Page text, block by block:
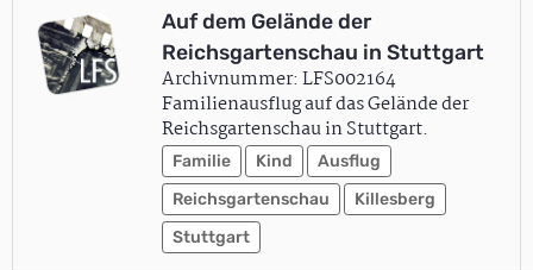
Auf dem Gelände der
Reichsgartenschau in Stuttgart
Archivnummer: LFS002164
Familienausflug auf das Gelände der
Reichsgartenschau in Stuttgart.
Familie Kind
Ausflug
Reichsgartenschau
Killesberg
Stuttgart